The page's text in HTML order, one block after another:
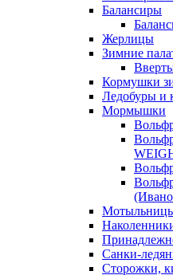
Балансиры
Жерлицы
Зимние
Кормушки
Ледобуры и
Мормышки
Санки-
Сторожки,